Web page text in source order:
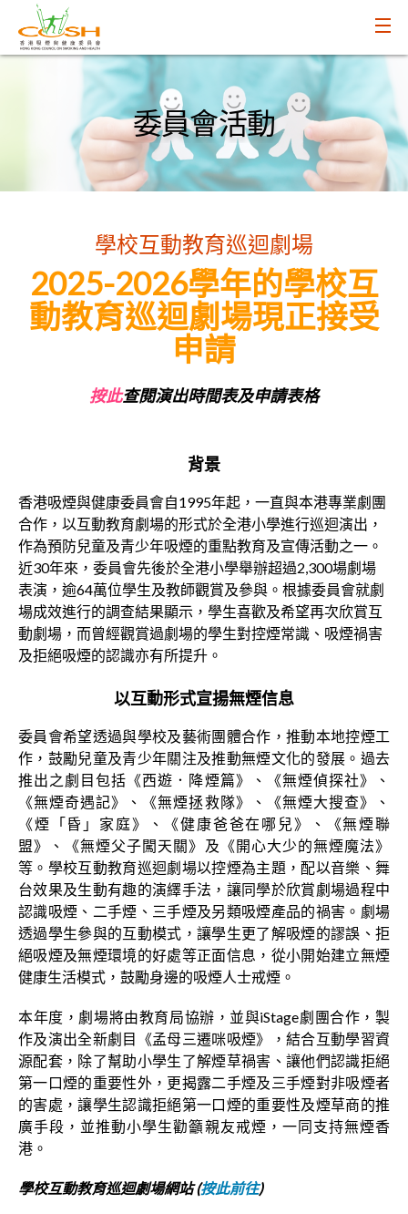
委員會活動
學校互動教育巡迴劇場
2025-2026學年的學校互
動教育巡迴劇場現正接受
申請
按此查閱演出時間表及申請表格
背景
香港吸煙與健康委員會自1995年起，一直與本港專業劇團
合作，以互動教育劇場的形式於全港小學進行巡迴演出，
作為預防兒童及青少年吸煙的重點教育及宣傳活動之一。
近30年來，委員會先後於全港小學舉辦超過2,300場劇場
表演，逾64萬位學生及教師觀賞及參與。根據委員會就劇
場成效進行的調查結果顯示，學生喜歡及希望再次欣賞互
動劇場，而曾經觀賞過劇場的學生對控煙常識、吸煙禍害
及拒絕吸煙的認識亦有所提升。
以互動形式宣揚無煙信息
委員會希望透過與學校及藝術團體合作，推動本地控煙工
作，鼓勵兒童及青少年關注及推動無煙文化的發展。過去
推出之劇目包括《西遊．降煙篇》、《無煙偵探社》、
《無煙奇遇記》、《無煙拯救隊》、《無煙大搜查》、
《煙「昏」家庭》、《健康爸爸在哪兒》、《無煙聯
盟》、《無煙父子闖天關》及《開心大少的無煙魔法》
等。學校互動教育巡迴劇場以控煙為主題，配以音樂、舞
台效果及生動有趣的演繹手法，讓同學於欣賞劇場過程中
認識吸煙、二手煙、三手煙及另類吸煙產品的禍害。劇場
透過學生參與的互動模式，讓學生更了解吸煙的謬誤、拒
絕吸煙及無煙環境的好處等正面信息，從小開始建立無煙
健康生活模式，鼓勵身邊的吸煙人士戒煙。
本年度，劇場將由教育局協辦，並與iStage劇團合作，製
作及演出全新劇目《孟母三遷咪吸煙》，結合互動學習資
源配套，除了幫助小學生了解煙草禍害、讓他們認識拒絕
第一口煙的重要性外，更揭露二手煙及三手煙對非吸煙者
的害處，讓學生認識拒絕第一口煙的重要性及煙草商的推
廣手段，並推動小學生勸籲親友戒煙，一同支持無煙香
港。
學校互動教育巡迴劇場網站 (按此前往)